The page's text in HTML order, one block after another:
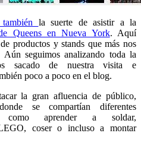
la suerte de asistir a la
Queens en Nueva York. Aquí
productos y stands que más nos
seguimos analizando toda la
sacado de nuestra visita e
poco a poco en el blog.
la gran afluencia de público,
se compartían diferentes
como aprender a soldar,
coser o incluso a montar